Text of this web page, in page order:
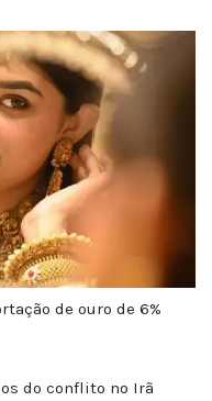
de ouro de 6%
do conflito no Irã